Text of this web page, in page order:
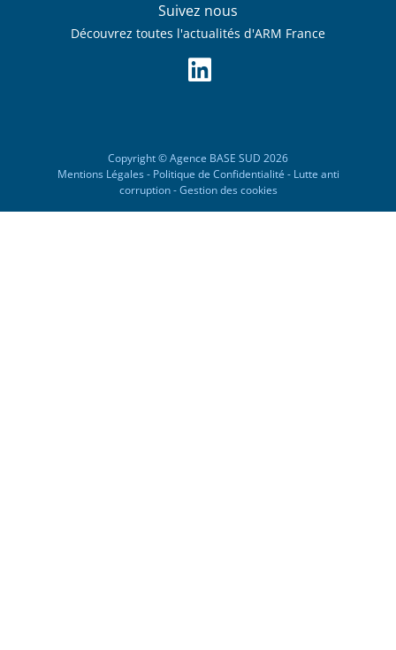
Suivez nous
Découvrez toutes l'actualités d'ARM France
Copyright © Agence BASE SUD 2026
Mentions Légales - Politique de Confidentialité - Lutte anti
corruption-Gestion des cookies